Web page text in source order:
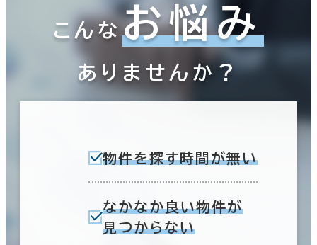
こんなお悩み
ありませんか？
物件を探す時間が無い
なかなか良い物件が
見つからない